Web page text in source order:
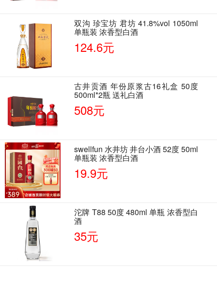
双沟 珍宝坊 君坊 41.8%vol 1050ml
单瓶装 浓香型白酒
124.6元
古井贡酒 年份原浆古16礼盒 50度
500ml*2瓶 送礼白酒
508元
swellfun 水井坊 井台小酒 52度 50ml
单瓶装 浓香型白酒
19.9元
沱牌 T88 50度 480ml 单瓶 浓香型白
酒
35元